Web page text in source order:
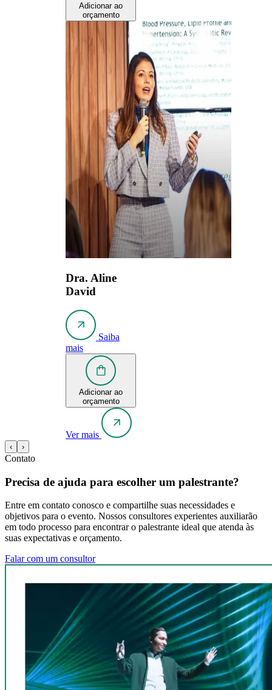
Adicionar ao
orçamento
Dra. Aline
David
Saiba
mais
Adicionar ao
orçamento
Ver mais
‹ ›
Contato
Precisa de ajuda para escolher um palestrante?
Entre em contato conosco e compartilhe suas necessidades e
objetivos para o evento. Nossos consultores experientes auxiliarão
em todo processo para encontrar o palestrante ideal que atenda às
suas expectativas e orçamento.
Falar com um consultor